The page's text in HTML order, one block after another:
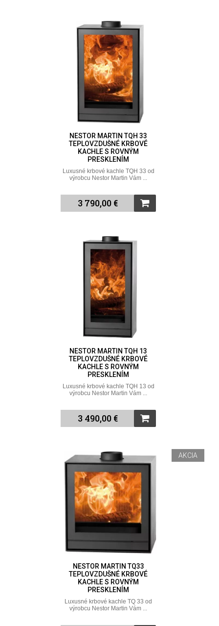
NESTOR MARTIN TQH 33
TEPLOVZDUŠNÉ KRBOVÉ
KACHLE S ROVNÝM
PRESKLENÍM
Luxusné krbové kachle TQH 33 od
výrobcu Nestor Martin Vám ...
3 790,00 €
NESTOR MARTIN TQH 13
TEPLOVZDUŠNÉ KRBOVÉ
KACHLE S ROVNÝM
PRESKLENÍM
Luxusné krbové kachle TQH 13 od
výrobcu Nestor Martin Vám ...
3 490,00 €
AKCIA
NESTOR MARTIN TQ33
TEPLOVZDUŠNÉ KRBOVÉ
KACHLE S ROVNÝM
PRESKLENÍM
Luxusné krbové kachle TQ 33 od
výrobcu Nestor Martin Vám ...